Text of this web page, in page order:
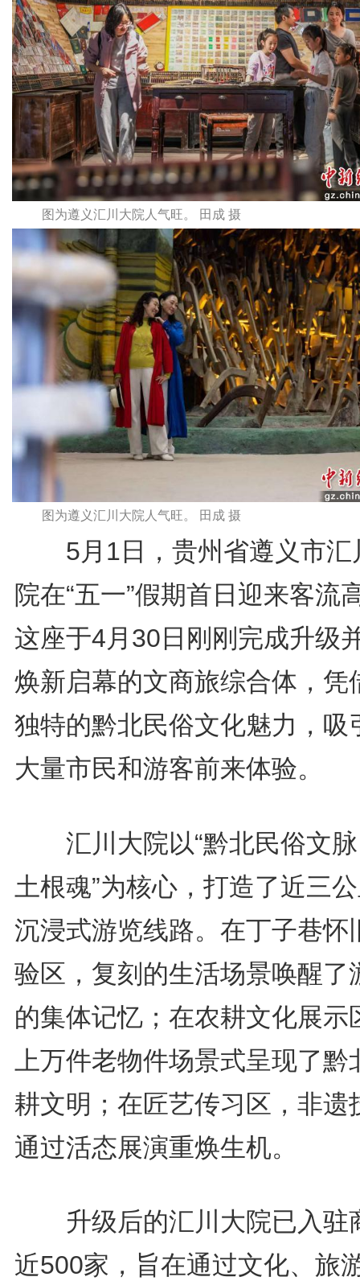
图为遵义汇川大院人气旺。 田成 摄
图为遵义汇川大院人气旺。 田成 摄
5月1日，贵州省遵义市汇
院在“五一”假期首日迎来客流
这座于4月30日刚刚完成升级
焕新启幕的文商旅综合体，凭
独特的黔北民俗文化魅力，吸
大量市民和游客前来体验。
汇川大院以“黔北民俗文脉
土根魂”为核心，打造了近三
沉浸式游览线路。在丁子巷怀
验区，复刻的生活场景唤醒了
的集体记忆；在农耕文化展示
上万件老物件场景式呈现了黔
耕文明；在匠艺传习区，非遗
通过活态展演重焕生机。
升级后的汇川大院已入驻
近500家，旨在通过文化、旅